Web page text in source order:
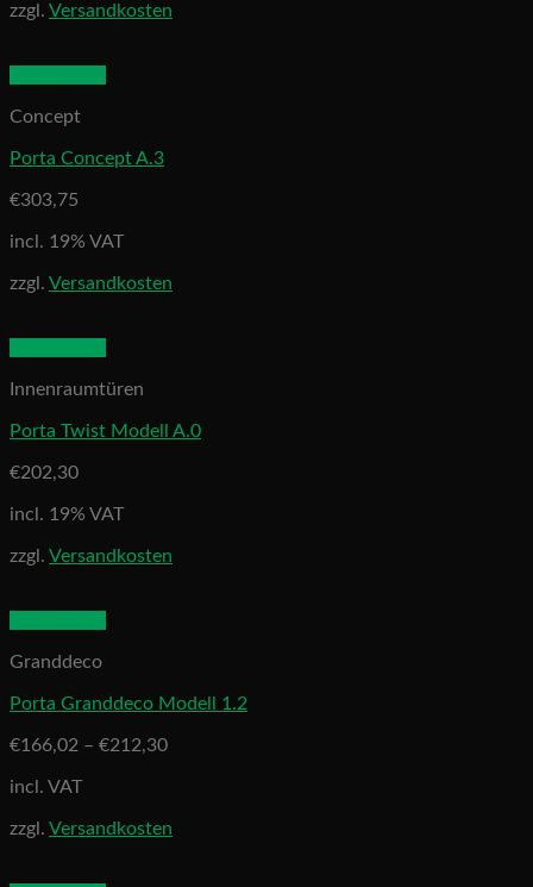
zzgl. Versandkosten
Concept
Porta Concept A.3
€303,75
incl. 19% VAT
zzgl. Versandkosten
Innenraumtüren
Porta Twist Modell A.0
€202,30
incl. 19% VAT
zzgl. Versandkosten
Granddeco
Porta Granddeco Modell 1.2
€166,02 – €212,30
incl. VAT
zzgl. Versandkosten